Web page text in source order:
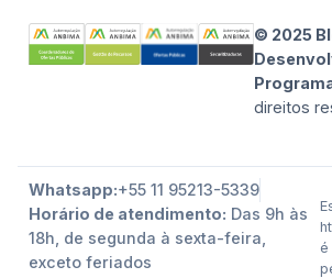
© 2025
direitos
Whatsapp:+55 11 95213-5339
Horário de atendimento: Das 9h às
18h, de segunda à sexta-feira,
exceto feriados